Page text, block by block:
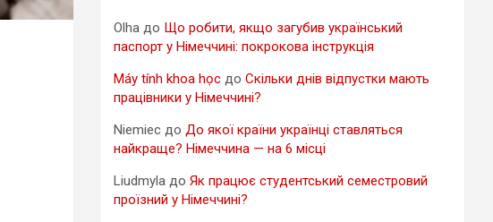
Olha до Що робити, якщо загубив український
паспорт у Німеччині: покрокова інструкція
Máy tính khoa học доСкільки днів відпустки мають
працівники у Німеччині?
Niemiec доДо якої країни українці ставляться
найкраще? Німеччина — на 6 місці
Liudmyla доЯк працює студентський семестровий
проїзний у Німеччині?